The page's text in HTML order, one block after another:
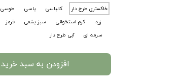
خاکستری طرح دار کالباسی یاسی طوسی
زرد
کرم استخوانی سبز یشمی قرمز
سرمه ای
آبی طرح دار
افزودن به سبد خرید